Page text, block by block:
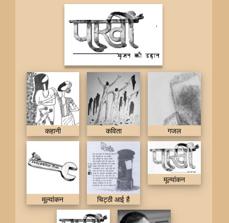
कहानी कविता गजल
मूल्यांकन चिट्ठी आई है
मूल्यांकन